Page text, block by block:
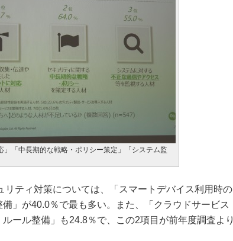
」「中長期的な戦略・ポリシー策定」「システム監
ティ対策については、「スマートデバイス利用時の
」が40.0％で最も多い。また、「クラウドサービス
ール整備」も24.8％で、この2項目が前年度調査より